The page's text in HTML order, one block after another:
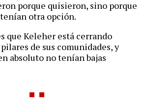
porque quisieron, sino porque
otra opción.
que Keleher está cerrando
de sus comunidades, y
absoluto no tenían bajas